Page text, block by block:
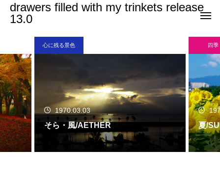
drawers filled with my trinkets release
13.0
心に残る景色
1970.03.03
そら・風/AETHER
四季
夏/